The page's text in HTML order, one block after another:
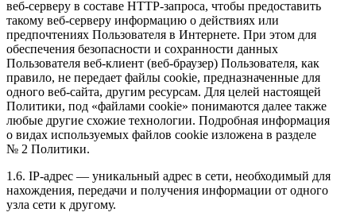
веб-серверу в составе HTTP-запроса, чтобы предоставить
такому веб-серверу информацию о действиях или
предпочтениях Пользователя в Интернете. При этом для
обеспечения безопасности и сохранности данных
Пользователя веб-клиент (веб-браузер) Пользователя, как
правило, не передает файлы cookie, предназначенные для
одного веб-сайта, другим ресурсам. Для целей настоящей
Политики, под «файлами cookie» понимаются далее также
любые другие схожие технологии. Подробная информация
о видах используемых файлов cookie изложена в разделе
№ 2 Политики.
1.6. IP-адрес — уникальный адрес в сети, необходимый для
нахождения, передачи и получения информации от одного
узла сети к другому.